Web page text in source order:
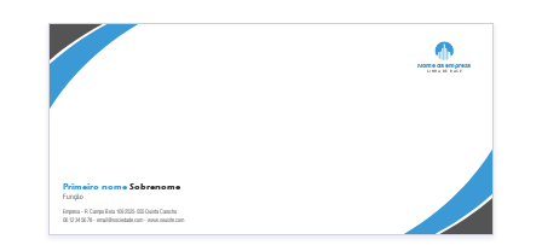
Sobre
Blog
06 12 34 56 78 - email@sociedade.com - www.seusite.com
Função
Empresa - R Campo Bola 109 2525-555 Quinta Carocho
Primeiro nome Sobrenome
Nome da empresa
Linha de base